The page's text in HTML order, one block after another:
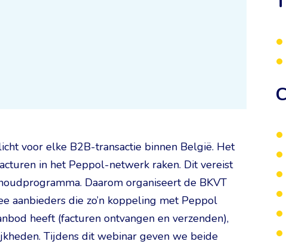
voor elke B2B-transactie binnen België. Het
in het Peppol-netwerk raken. Dit vereist
Daarom organiseert de BKVT
aanbieders die zo’n koppeling met Peppol
heeft (facturen ontvangen en verzenden),
Tijdens dit webinar geven we beide